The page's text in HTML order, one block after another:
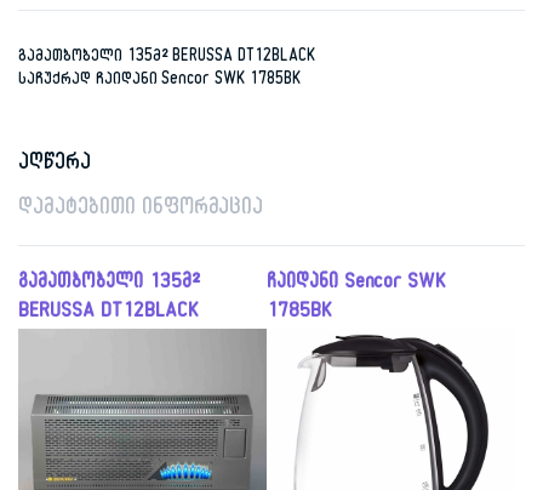
გამათბობელი 135მ² BERUSSA DT12BLACK
საჩუქრად ჩაიდანი Sencor SWK 1785BK
აღწერა
დამატებითი ინფორმაცია
გამათბობელი 135მ²
BERUSSA DT12BLACK
ჩაიდანი Sencor SWK
1785BK